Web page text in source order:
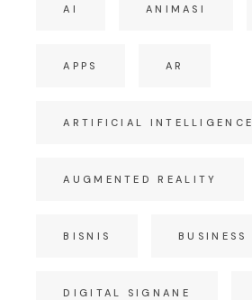
AI ANIMASI
APPS AR
ARTIFICIAL INTELLIGENCE
AUGMENTED REALITY
BISNIS BUSINESS
DIGITAL SIGNANE